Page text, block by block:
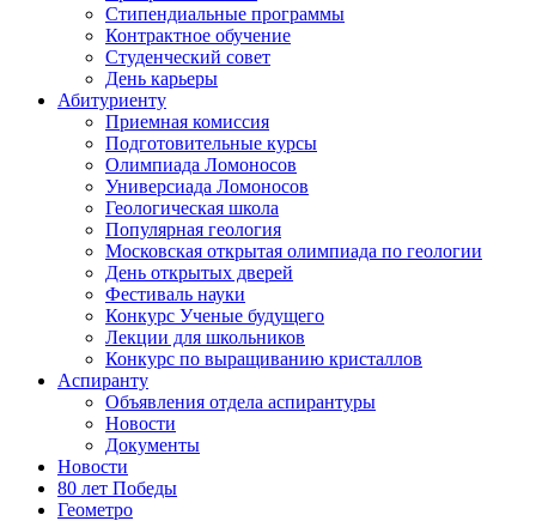
Стипендиальные программы
Контрактное обучение
Студенческий совет
День карьеры
Абитуриенту
Приемная комиссия
Подготовительные курсы
Олимпиада Ломоносов
Универсиада Ломоносов
Геологическая школа
Популярная геология
Московская открытая олимпиада по геологии
День открытых дверей
Фестиваль науки
Конкурс Ученые будущего
Лекции для школьников
Конкурс по выращиванию кристаллов
Аспиранту
Объявления отдела аспирантуры
Новости
Документы
Новости
80 лет Победы
Геометро